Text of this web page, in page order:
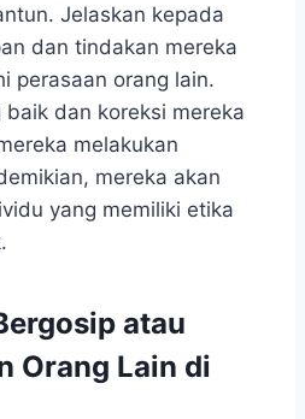
Jelaskan kepada
dan tindakan mereka
perasaan orang lain.
dan koreksi mereka
melakukan
mereka akan
yang memiliki etika
atau
Orang Lain di